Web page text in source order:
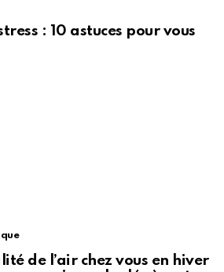
: 10 astuces pour vous
de l’air chez vous en hiver